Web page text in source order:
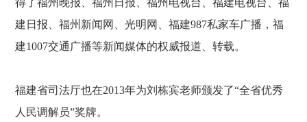
得了福州晚报、福州日报、福州电视台、福建电视台、福
建日报、福州新闻网、光明网、福建987私家车广播，福
建1007交通广播等新闻媒体的权威报道、转载。
福建省司法厅也在2013年为刘栋宾老师颁发了“全省优秀
人民调解员”奖牌。